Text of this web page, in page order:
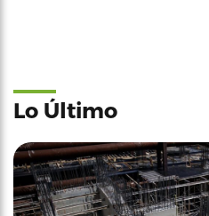
Lo Último